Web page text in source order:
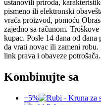
ustanovili priroda,
pismeno ili elektronski
vraća proizvod, pomoću
zajedno sa računom.
kupac. Posle 14 dana od
da vrati novac ili zameni
link prava i obaveze potrošača.
Kombinujte sa
−5%